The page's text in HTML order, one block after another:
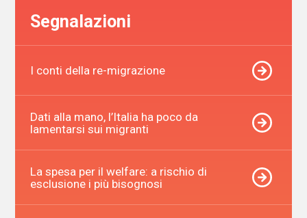
Segnalazioni
I conti della re-migrazione
Dati alla mano, l’Italia ha poco da
lamentarsi sui migranti
La spesa per il welfare: a rischio di
esclusione i più bisognosi